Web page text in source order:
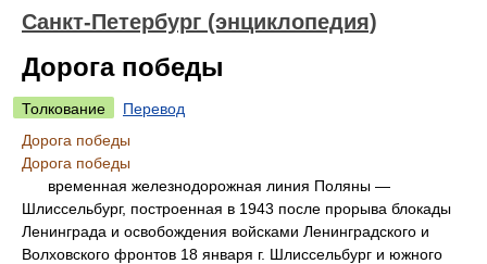
Санкт-Петербург (энциклопедия)
Дорога победы
Толкование
Перевод
Дорога победы
Дорога победы
временная железнодорожная линия Поляны —
Шлиссельбург, построенная в 1943 после прорыва блокады
Ленинграда и освобождения войсками Ленинградского и
Волховского фронтов 18 января г. Шлиссельбург и южного